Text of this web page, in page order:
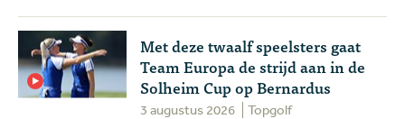
Met deze twaalf speelsters gaat
Team Europa de strijd aan in de
Solheim Cup op Bernardus
3 augustus 2026 Topgolf